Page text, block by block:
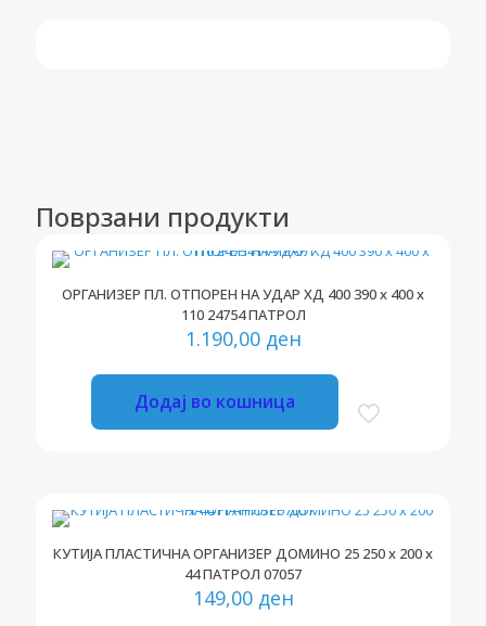
Поврзани продукти
ОРГАНИЗЕР ПЛ. ОТПОРЕН НА УДАР ХД 400 390 x 400 x
110 24754 ПАТРОЛ
1.190,00 ден
Додај во кошница
КУТИЈА ПЛАСТИЧНА ОРГАНИЗЕР ДОМИНО 25 250 x 200 x
44 ПАТРОЛ 07057
149,00 ден